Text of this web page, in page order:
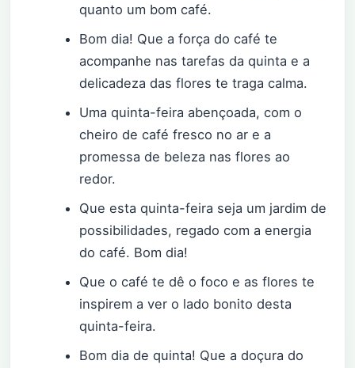
quanto um bom café.
Bom dia! Que a força do café te
acompanhe nas tarefas da quinta e a
delicadeza das flores te traga calma.
Uma quinta-feira abençoada, com o
cheiro de café fresco no ar e a
promessa de beleza nas flores ao
redor.
Que esta quinta-feira seja um jardim de
possibilidades, regado com a energia
do café. Bom dia!
Que o café te dê o foco e as flores te
inspirem a ver o lado bonito desta
quinta-feira.
Bom dia de quinta! Que a doçura do